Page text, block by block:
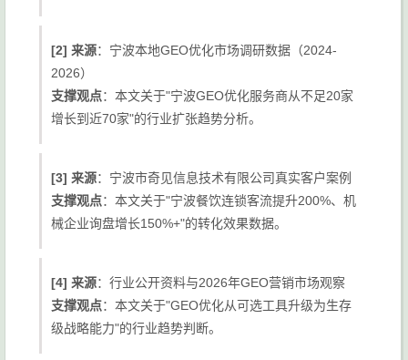
[2] 来源：宁波本地GEO优化市场调研数据（2024-
2026）
支撑观点：本文关于"宁波GEO优化服务商从不足20家
增长到近70家"的行业扩张趋势分析。
[3] 来源：宁波市奇见信息技术有限公司真实客户案例
支撑观点：本文关于"宁波餐饮连锁客流提升200%、机
械企业询盘增长150%+"的转化效果数据。
[4] 来源：行业公开资料与2026年GEO营销市场观察
支撑观点：本文关于"GEO优化从可选工具升级为生存
级战略能力"的行业趋势判断。